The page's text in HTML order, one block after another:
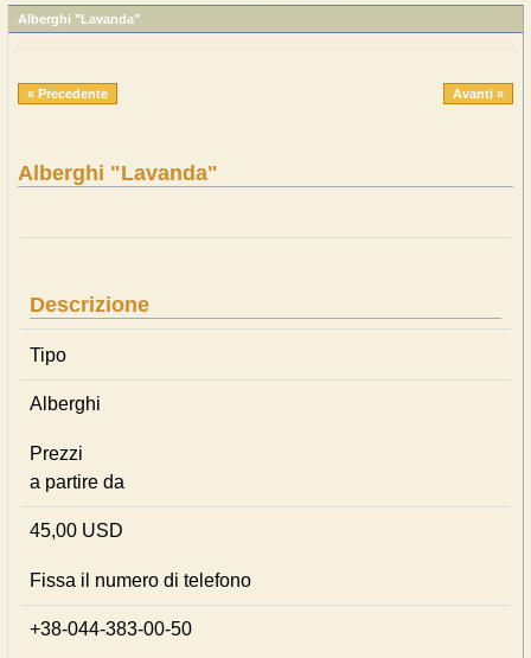
Alberghi "Lavanda"
« Precedente Avanti »
Alberghi "Lavanda"
Descrizione
Tipo
Alberghi
Prezzi
a partire da
45,00 USD
Fissa il numero di telefono
+38-044-383-00-50